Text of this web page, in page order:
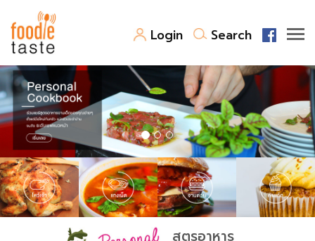
Login Search
สูตรอาหาร
สูตรอาหารล่าสุด
Top Foodie
พาไปชิม
สารพันก้นครัว
เคล็ดลับน่ารู้
เปรียบเทียบหน่วยการตวง
FoodPedia
สูตรอาหาร